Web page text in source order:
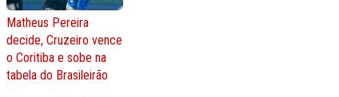
Matheus Pereira
decide, Cruzeiro vence
o Coritiba e sobe na
tabela do Brasileirão